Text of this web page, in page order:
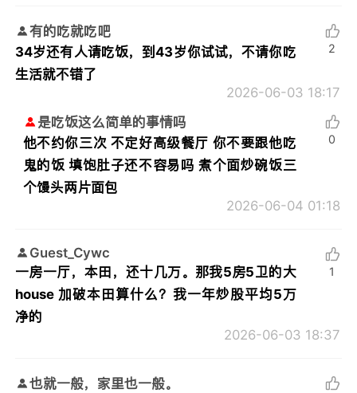
有的吃就吃吧
34岁还有人请吃饭，到43岁你试试，不请你吃
生活就不错了
2026-06-03 18:17
2
是吃饭这么简单的事情吗
他不约你三次 不定好高级餐厅 你不要跟他吃
鬼的饭 填饱肚子还不容易吗 煮个面炒碗饭三
个馒头两片面包
2026-06-04 01:18
0
Guest_Cywc
一房一厅，本田，还十几万。那我5房5卫的大
house 加破本田算什么？我一年炒股平均5万
净的
2026-06-03 18:37
1
也就一般，家里也一般。